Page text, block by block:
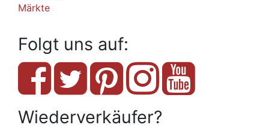
Märkte
Folgt uns auf:
Wiederverkäufer?